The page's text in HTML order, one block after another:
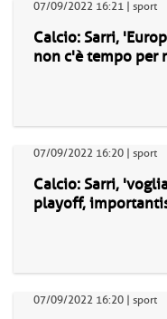
07/09/2022 16:21 | sport
Calcio: Sarri,
non c'è tempo per
07/09/2022 16:20 | sport
Calcio: Sarri,
playoff,
07/09/2022 16:20 | sport